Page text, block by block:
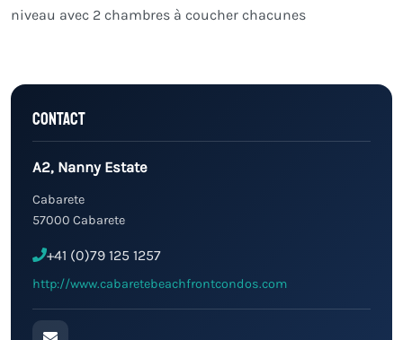
niveau avec 2 chambres à coucher chacunes
Contact
A2, Nanny Estate
Cabarete
57000 Cabarete
+41 (0)79 125 1257
http://www.cabaretebeachfrontcondos.com